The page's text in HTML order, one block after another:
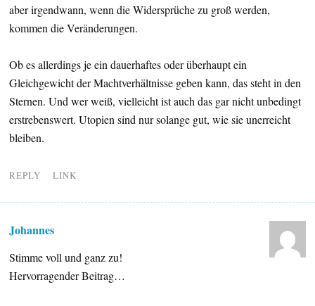
aber irgendwann, wenn die Widersprüche zu groß werden,
kommen die Veränderungen.
Ob es allerdings je ein dauerhaftes oder überhaupt ein
Gleichgewicht der Machtverhältnisse geben kann, das steht in den
Sternen. Und wer weiß, vielleicht ist auch das gar nicht unbedingt
erstrebenswert. Utopien sind nur solange gut, wie sie unerreicht
bleiben.
REPLY LINK
Johannes
Stimme voll und ganz zu!
Hervorragender Beitrag…